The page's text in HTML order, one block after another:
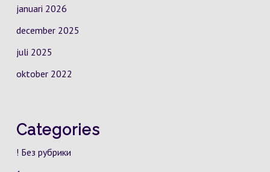
januari 2026
december 2025
juli 2025
oktober 2022
Categories
! Без рубрики